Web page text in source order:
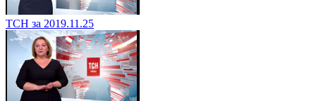
ТСН за 2019.11.25